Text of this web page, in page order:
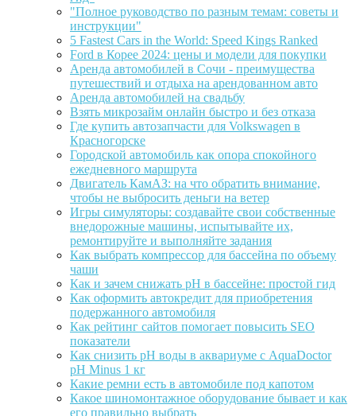
"Полное руководство по разным темам: советы и
инструкции"
5 Fastest Cars in the World: Speed Kings Ranked
Ford в Корее 2024: цены и модели для покупки
Аренда автомобилей в Сочи - преимущества
путешествий и отдыха на арендованном авто
Аренда автомобилей на свадьбу
Взять микрозайм онлайн быстро и без отказа
Где купить автозапчасти для Volkswagen в
Красногорске
Городской автомобиль как опора спокойного
ежедневного маршрута
Двигатель КамАЗ: на что обратить внимание,
чтобы не выбросить деньги на ветер
Игры симуляторы: создавайте свои собственные
внедорожные машины, испытывайте их,
ремонтируйте и выполняйте задания
Как выбрать компрессор для бассейна по объему
чаши
Как и зачем снижать pH в бассейне: простой гид
Как оформить автокредит для приобретения
подержанного автомобиля
Как рейтинг сайтов помогает повысить SEO
показатели
Как снизить pH воды в аквариуме с AquaDoctor
pH Minus 1 кг
Какие ремни есть в автомобиле под капотом
Какое шиномонтажное оборудование бывает и как
его правильно выбрать